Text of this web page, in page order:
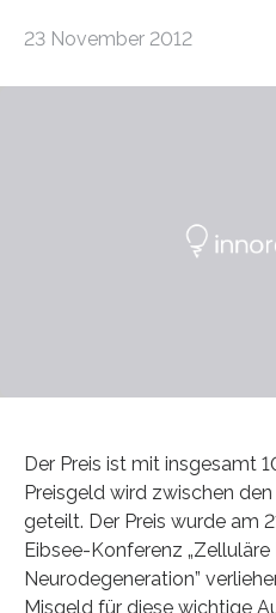
23 November 2012
Der Preis ist mit insgesamt
Preisgeld wird zwischen
geteilt. Der Preis wurde am
Eibsee-Konferenz
Neurodegeneration”
Misgeld für diese wichtige